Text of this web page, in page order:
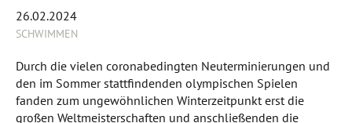
26.02.2024
SCHWIMMEN
Durch die vielen coronabedingten Neuterminierungen und
den im Sommer stattfindenden olympischen Spielen
fanden zum ungewöhnlichen Winterzeitpunkt erst die
großen Weltmeisterschaften und anschließenden die